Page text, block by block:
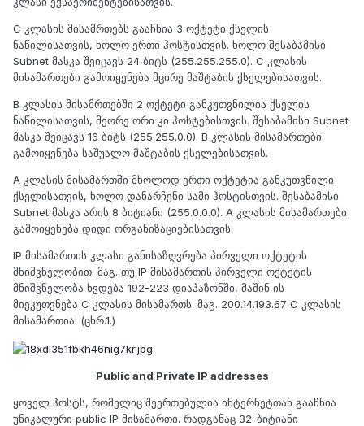
C კლასის მისამრთებს გააჩნია 3 ოქტეტი ქსელის
ნაწილისათვის, ხოლო ერთი ჰოსტისთვის. ხოლო შესაბამისი
Subnet მასკა შეიცავს 24 ბიტს (255.255.255.0). C კლასის
მისამართები გამოიყენება მცირე მაშტაბის ქსელებისათვის.
B კლასის მისამრთებში 2 ოქტეტი განკუთვნილია ქსელის
ნაწილისათვის, მეორე ორი კი ჰოსტებისთვის. შესაბამისი Subnet
მასკა შეიცავს 16 ბიტს (255.255.0.0). B კლასის მისამართები
გამოიყენება საშუალო მაშტაბის ქსელებისათვის.
A კლასის მისამართში მხოლოდ ერთი ოქტეტია განკუთვნილი
ქსელისათვის, ხოლო დანარჩენი სამი ჰოსტისთვის. შესაბამისი
Subnet მასკა არის 8 ბიტიანი (255.0.0.0). A კლასის მისამართები
გამოიყენება დიდი ორგანიზაციებისათვის.
IP მისამართის კლასი განისაზღვრება პირველი ოქტეტის
მნიშვნელობით. მაგ. თუ IP მისამართის პირველი ოქტეტის
მნიშვნელობა ხვდება 192-223 დიაპაზონში, მაშინ ის
მიეკუთვნება C კლასის მისამართს. მაგ. 200.14.193.67 C კლასის
მისამართია. (ცხრ.1.)
Public and Private IP addresses
ყოველ ჰოსტს, რომელიც შეერთებულია ინტერნეტთან გააჩნია
უნიკალური public IP მისამართი. რადგანაც 32-ბიტიანი